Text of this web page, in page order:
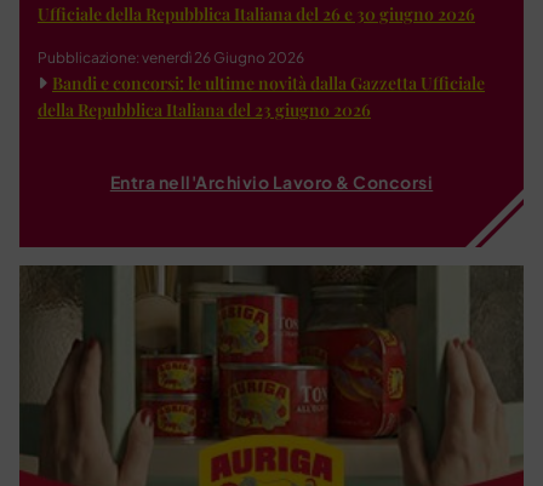
Ufficiale della Repubblica Italiana del 26 e 30 giugno 2026
Pubblicazione: venerdì 26 Giugno 2026
Bandi e concorsi: le ultime novità dalla Gazzetta Ufficiale
della Repubblica Italiana del 23 giugno 2026
Entra nell'Archivio Lavoro & Concorsi